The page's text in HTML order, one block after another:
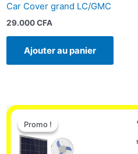
Car Cover grand LC/GMC
29.000CFA
Ajouter au panier
Promo !
Promo !
Le
initial
était :
430.000 CFA.
Le